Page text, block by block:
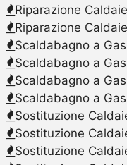
Riparazione
Riparazione
Scaldabagno a
Scaldabagno a
Scaldabagno a
Scaldabagno a
Sostituzione
Sostituzione
Sostituzione